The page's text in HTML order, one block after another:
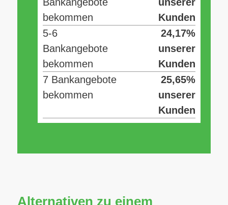
bekommen
Kunden
5-6
Bankangebote
bekommen
24,17%
unserer
Kunden
7 Bankangebote
bekommen
25,65%
unserer
Kunden
Alternativen zu einem